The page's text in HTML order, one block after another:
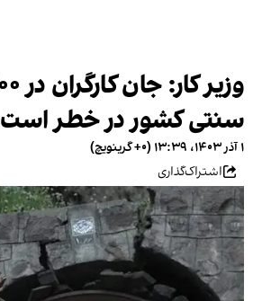
سنتی کشور در خطر است
۱ آذر ۱۴۰۳، ۱۳:۳۹ (‎+۰ گرینویچ)
اشتراک‌گذاری